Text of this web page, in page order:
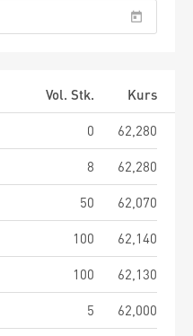
Vol. Stk.
Kurs
0
62,280
8
62,280
50
62,070
100
62,140
100
62,130
5
62,000